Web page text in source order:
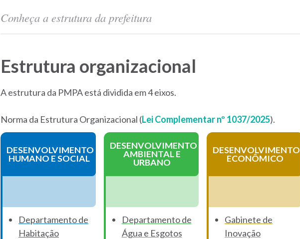
Conheça a estrutura da prefeitura
Estrutura organizacional
A estrutura da PMPA está dividida em 4 eixos.
Norma da Estrutura Organizacional (Lei Complementar nº 1037/2025).
DESENVOLVIMENTO
HUMANO E SOCIAL
Departamento de
Habitação
DESENVOLVIMENTO
AMBIENTAL E
URBANO
Departamento de
Água e Esgotos
DESENVOLVIMENTO
ECONÔMICO
Gabinete de
Inovação